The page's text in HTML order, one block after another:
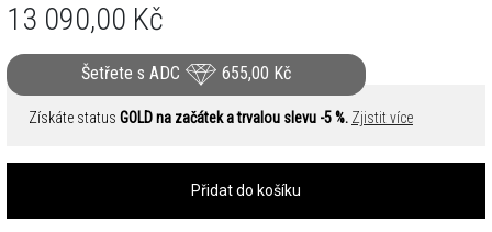
13 090,00 Kč
Šetřete s ADC 655,00 Kč
Získáte status GOLD na začátek a trvalou slevu -5 %. Zjistit více
Přidat do košíku